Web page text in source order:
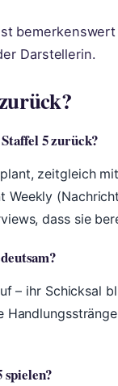
Darstellerin.
5 zurück?
zeitgleich
Weekly
dass sie
– ihr Schicksal